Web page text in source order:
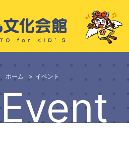
ホーム イベント
Event